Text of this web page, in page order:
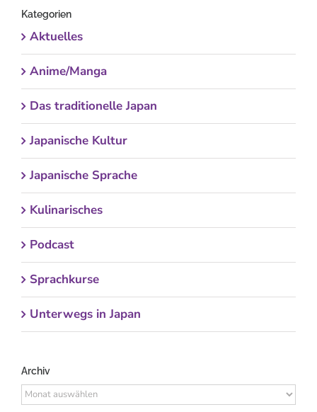
Kategorien
Aktuelles
Anime/Manga
Das traditionelle Japan
Japanische Kultur
Japanische Sprache
Kulinarisches
Podcast
Sprachkurse
Unterwegs in Japan
Archiv
Archiv